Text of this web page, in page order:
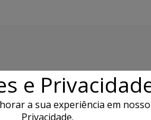
e
a sua experiência em
Privacidade.